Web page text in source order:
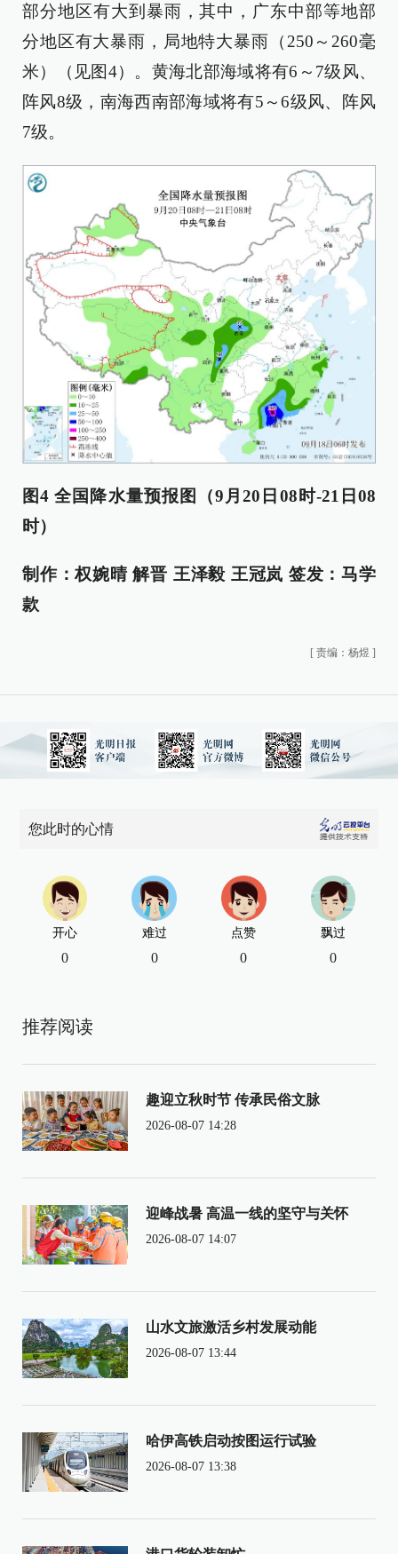
部分地区有大到暴雨，其中，广东中部等地部
分地区有大暴雨，局地特大暴雨（250～260毫
米）（见图4）。黄海北部海域将有6～7级风、
阵风8级，南海西南部海域将有5～6级风、阵风
7级。
图4 全国降水量预报图（9月20日08时-21日08
时）
制作：权婉晴 解晋 王泽毅 王冠岚 签发：马学
款
[ 责编：杨煜 ]
您此时的心情
开心
0
难过
0
点赞
0
飘过
0
推荐阅读
趣迎立秋时节 传承民俗文脉
2026-08-07 14:28
迎峰战暑 高温一线的坚守与关怀
2026-08-07 14:07
山水文旅激活乡村发展动能
2026-08-07 13:44
哈伊高铁启动按图运行试验
2026-08-07 13:38